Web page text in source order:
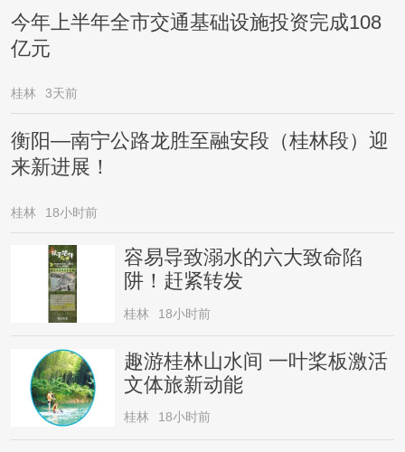
今年上半年全市交通基础设施投资完成108
亿元
桂林 3天前
衡阳—南宁公路龙胜至融安段（桂林段）迎
来新进展！
桂林 18小时前
容易导致溺水的六大致命陷
阱！赶紧转发
桂林 18小时前
趣游桂林山水间 一叶桨板激活
文体旅新动能
桂林 18小时前